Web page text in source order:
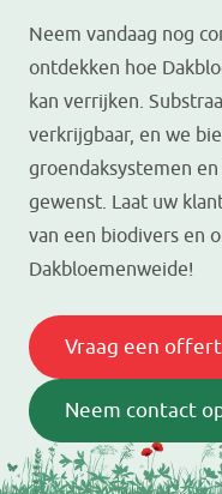
Neem vandaag nog
ontdekken hoe
kan verrijken.
verkrijgbaar, en we
groendaksystemen
gewenst. Laat uw
van een biodivers en
Dakbloemenweide!
Vraag een
Neem contact